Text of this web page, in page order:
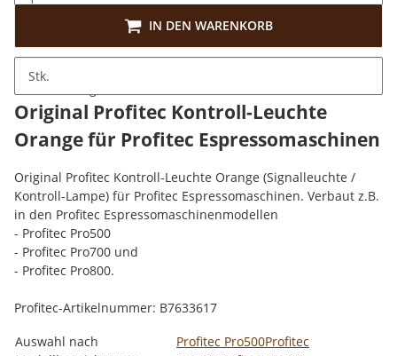
Stk.
IN DEN WARENKORB
Beschreibung
Original Profitec Kontroll-Leuchte
Orange für Profitec Espressomaschinen
Original Profitec Kontroll-Leuchte Orange (Signalleuchte /
Kontroll-Lampe) für Profitec Espressomaschinen. Verbaut z.B.
in den Profitec Espressomaschinenmodellen
- Profitec Pro500
- Profitec Pro700 und
- Profitec Pro800.
Profitec-Artikelnummer: B7633617
Produkteigenschaft
Wert
Auswahl nach
Profitec Pro500Profitec